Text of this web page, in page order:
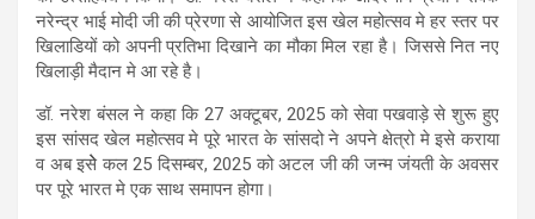
p
k
नरेन्द्र भाई मोदी जी की प्रेरणा से आयोजित इस खेल महोत्सव मे हर स्तर पर
खिलाडियों को अपनी प्रतिभा दिखाने का मौका मिल रहा है। जिससे नित नए
खिलाड़ी मैदान मे आ रहे है।
डॉ. नरेश बंसल ने कहा कि 27 अक्टूबर, 2025 को सेवा पखवाड़े से शुरू हुए
इस सांसद खेल महोत्सव मे पूरे भारत के सांसदो ने अपने क्षेत्रो मे इसे कराया
व अब इसेेे कल 25 दिसम्बर, 2025 को अटल जी की जन्म जंयती के अवसर
पर पूरे भारत मे एक साथ समापन होगा।